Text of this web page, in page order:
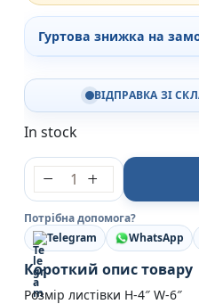
Гуртова знижка на
ВІДПРАВКА ЗІ
In stock
Листівка LOVE
Потрібна допомога?
Telegram
WhatsApp
Короткий опис товару
Розмір листівки H-4″ W-6″